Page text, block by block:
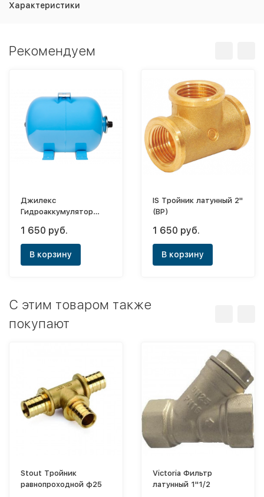
Характеристики
Рекомендуем
Джилекс
Гидроаккумулятор
(пластиковый фланец)
(Снят с производства)
1 650 руб.
В корзину
IS Тройник латунный 2"
(ВР)
1 650 руб.
В корзину
C этим товаром также
покупают
Stout Тройник
равнопроходной ф25
Victoria Фильтр
латунный 1"1/2